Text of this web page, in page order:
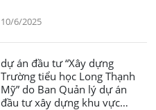
Minh.
10/6/2025
dự án đầu tư “Xây dựng
Trường tiểu học Long Thạnh
Mỹ” do Ban Quản lý dự án
đầu tư xây dựng khu vực